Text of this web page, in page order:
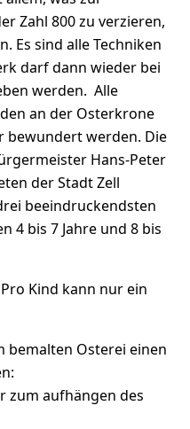
Zahl 800 zu verzieren,
Es sind alle Techniken
darf dann wieder bei
werden. Alle
an der Osterkrone
bewundert werden. Die
Hans-Peter
der Stadt Zell
beeindruckendsten
4 bis 7 Jahre und 8 bis
Kind kann nur ein
bemalten Osterei einen
zum aufhängen des